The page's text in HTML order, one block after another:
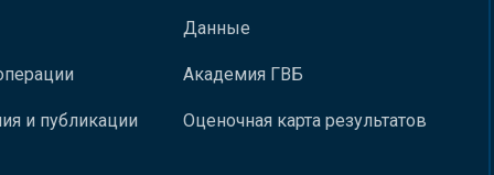
и публикации
Данные
Академия ГВБ
Оценочная карта результатов